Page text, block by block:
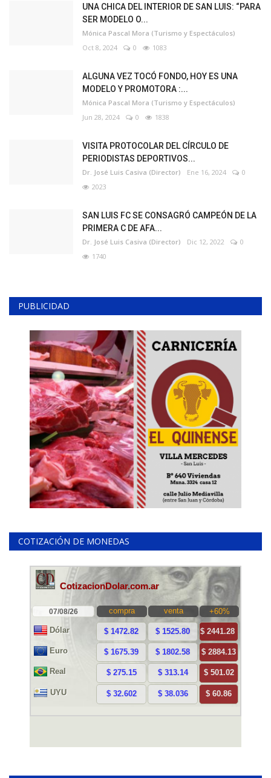
UNA CHICA DEL INTERIOR DE SAN LUIS: “PARA
SER MODELO O...
Mónica Pascal Mora (Turismo y Espectáculos)
Oct 8, 2024
0 1083
ALGUNA VEZ TOCÓ FONDO, HOY ES UNA
MODELO Y PROMOTORA :...
Mónica Pascal Mora (Turismo y Espectáculos)
Jun 28, 2024
0 1838
VISITA PROTOCOLAR DEL CÍRCULO DE
PERIODISTAS DEPORTIVOS...
Dr. José Luis Casiva (Director) Ene 16, 2024
0
2023
SAN LUIS FC SE CONSAGRÓ CAMPEÓN DE LA
PRIMERA C DE AFA...
Dr. José Luis Casiva (Director) Dic 12, 2022
0
1740
PUBLICIDAD
COTIZACIÓN DE MONEDAS